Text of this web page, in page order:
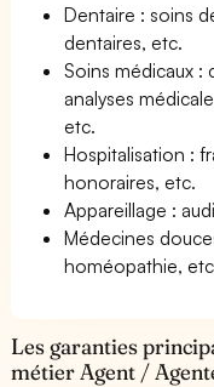
Dentaire : soins
dentaires, etc.
Soins médicaux :
analyses
etc.
Hospitalisation :
honoraires, etc.
Appareillage :
Médecines
homéopathie,
Les garanties
métier Agent /